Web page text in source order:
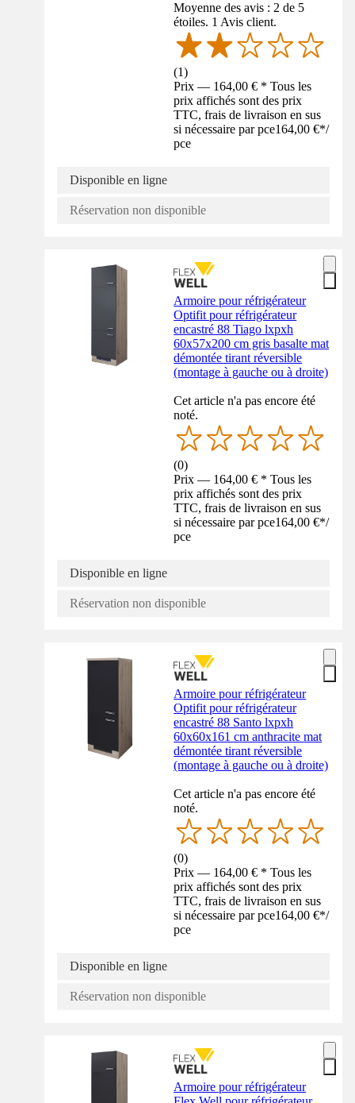
Moyenne des avis : 2 de 5
étoiles. 1 Avis client.
(1)
Prix — 164,00 € * Tous les
prix affichés sont des prix
TTC, frais de livraison en sus
si nécessaire par pce164,00 €*/
pce
Disponible en ligne
Réservation non disponible
Armoire pour réfrigérateur
Optifit pour réfrigérateur
encastré 88 Tiago lxpxh
60x57x200 cm gris basalte mat
démontée tirant réversible
(montage à gauche ou à droite)
Cet article n'a pas encore été
noté.
(0)
Prix — 164,00 € * Tous les
prix affichés sont des prix
TTC, frais de livraison en sus
si nécessaire par pce164,00 €*/
pce
Disponible en ligne
Réservation non disponible
Armoire pour réfrigérateur
Optifit pour réfrigérateur
encastré 88 Santo lxpxh
60x60x161 cm anthracite mat
démontée tirant réversible
(montage à gauche ou à droite)
Cet article n'a pas encore été
noté.
(0)
Prix — 164,00 € * Tous les
prix affichés sont des prix
TTC, frais de livraison en sus
si nécessaire par pce164,00 €*/
pce
Disponible en ligne
Réservation non disponible
Armoire pour réfrigérateur